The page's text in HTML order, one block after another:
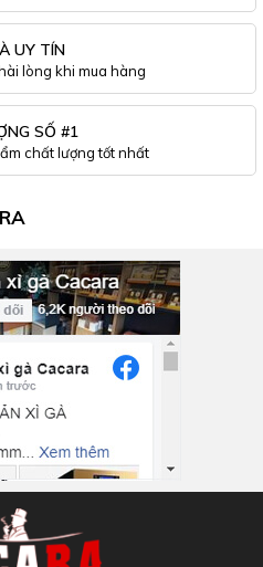
UY TÍN
lòng khi mua hàng
SỐ #1
chất lượng tốt nhất